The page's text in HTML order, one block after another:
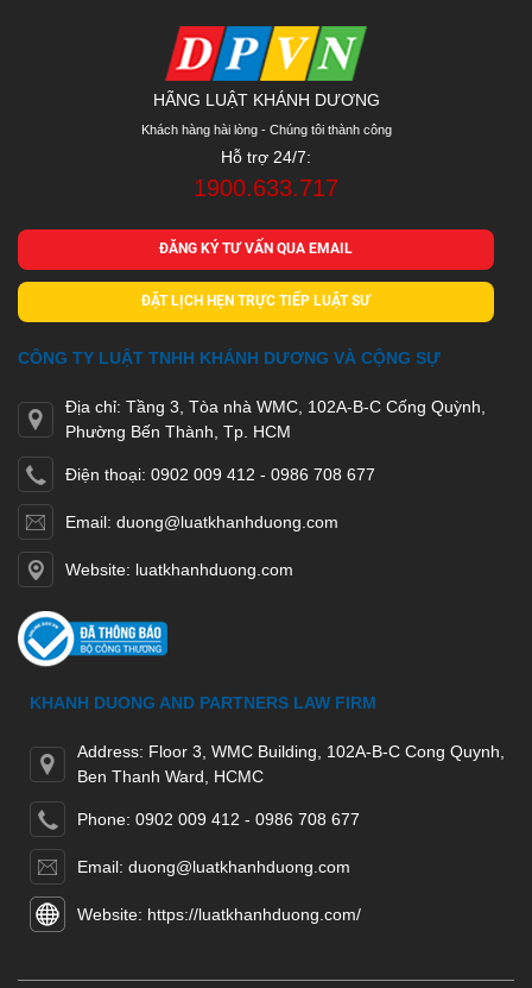
HÃNG LUẬT KHÁNH DƯƠNG
Khách hàng hài lòng - Chúng tôi thành công
Hỗ trợ 24/7:
1900.633.717
ĐĂNG KÝ TƯ VẤN QUA EMAIL
ĐẶT LỊCH HẸN TRỰC TIẾP LUẬT SƯ
CÔNG TY LUẬT TNHH KHÁNH DƯƠNG VÀ CỘNG SỰ
Địa chỉ: Tầng 3, Tòa nhà WMC, 102A-B-C Cống Quỳnh,
Phường Bến Thành, Tp. HCM
Điện thoại: 0902 009 412 - 0986 708 677
Email: duong@luatkhanhduong.com
Website: luatkhanhduong.com
KHANH DUONG AND PARTNERS LAW FIRM
Address: Floor 3, WMC Building, 102A-B-C Cong Quynh,
Ben Thanh Ward, HCMC
Phone: 0902 009 412 - 0986 708 677
Email: duong@luatkhanhduong.com
Website: https://luatkhanhduong.com/